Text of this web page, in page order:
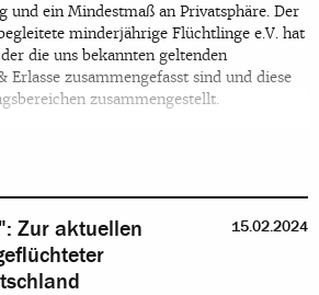
und ein Mindestmaß an Privatsphäre. Der
minderjährige Flüchtlinge e.V. hat
die uns bekannten geltenden
Erlasse zusammengefasst sind und diese
zusammengestellt.
Zur aktuellen
15.02.2024